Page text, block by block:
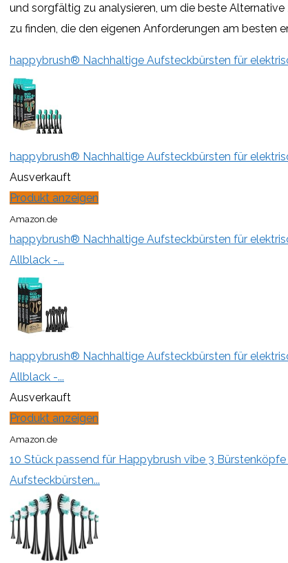
und sorgfältig zu analysieren, um die beste
zu finden, die den eigenen Anforderungen am besten
happybrush® Nachhaltige Aufsteckbürsten für
happybrush® Nachhaltige Aufsteckbürsten für
Ausverkauft
Produkt anzeigen
Amazon.de
happybrush® Nachhaltige Aufsteckbürsten für
Allblack -...
happybrush® Nachhaltige Aufsteckbürsten für
Allblack -...
Ausverkauft
Produkt anzeigen
Amazon.de
10 Stück passend für Happybrush vibe 3
Aufsteckbürsten...